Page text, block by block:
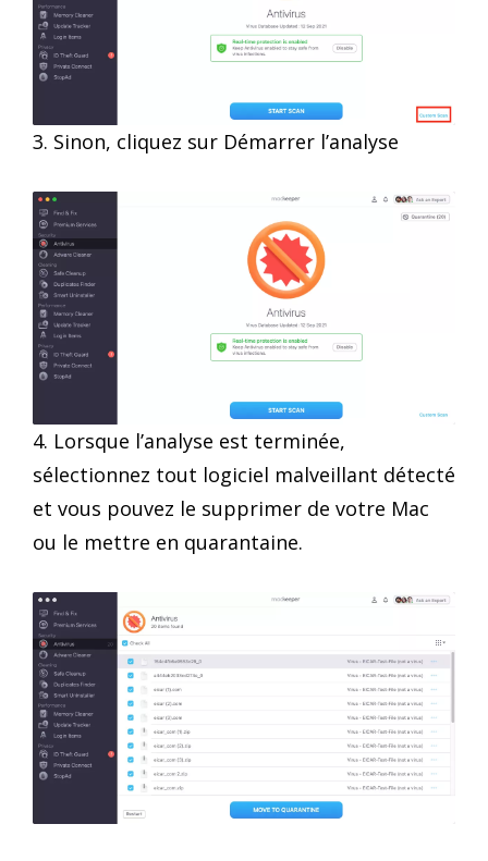
3. Sinon, cliquez sur Démarrer l’analyse
4. Lorsque l’analyse est terminée,
sélectionnez tout logiciel malveillant détecté
et vous pouvez le supprimer de votre Mac
ou le mettre en quarantaine.